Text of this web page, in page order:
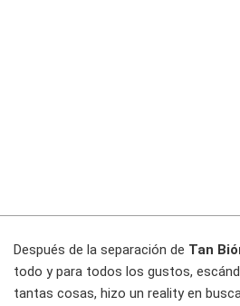
Después de la separación de Tan
todo y para todos los gustos,
tantas cosas, hizo un reality en